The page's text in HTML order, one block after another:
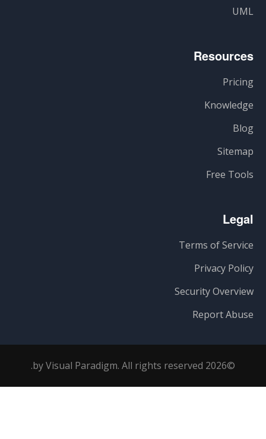
UML
Resources
Pricing
Knowledge
Blog
Sitemap
Free Tools
Legal
Terms of Service
Privacy Policy
Security Overview
Report Abuse
©2026 by Visual Paradigm. All rights reserved.